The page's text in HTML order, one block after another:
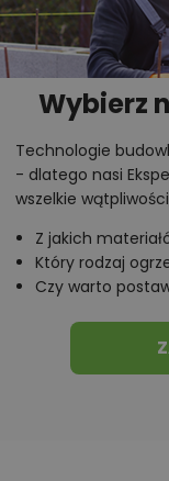
drewna. W
oraz łazienka
prysznicową.
Chcesz
projekcie, na
możliwości
projekty
tego projektu,
Wybierz
Technologie
- dlatego nasi
wszelkie
Z jakich
Który rodzaj
Czy warto